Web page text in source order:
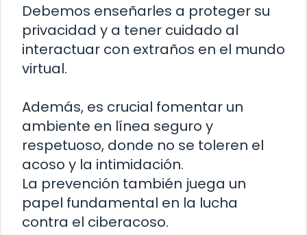
Debemos enseñarles a proteger su
privacidad y a tener cuidado al
interactuar con extraños en el mundo
virtual.
Además, es crucial fomentar un
ambiente en línea seguro y
respetuoso, donde no se toleren el
acoso y la intimidación.
La prevención también juega un
papel fundamental en la lucha
contra el ciberacoso.